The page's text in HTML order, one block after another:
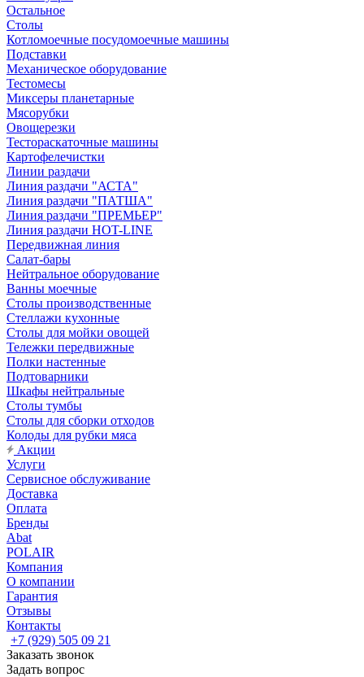
Остальное
Столы
Котломоечные посудомоечные машины
Подставки
Механическое оборудование
Тестомесы
Миксеры планетарные
Мясорубки
Овощерезки
Тестораскаточные машины
Картофелечистки
Линии раздачи
Линия раздачи "АСТА"
Линия раздачи "ПАТША"
Линия раздачи "ПРЕМЬЕР"
Линия раздачи HOT-LINE
Передвижная линия
Салат-бары
Нейтральное оборудование
Ванны моечные
Столы производственные
Стеллажи кухонные
Столы для мойки овощей
Тележки передвижные
Полки настенные
Подтоварники
Шкафы нейтральные
Столы тумбы
Столы для сборки отходов
Колоды для рубки мяса
Акции
Услуги
Сервисное обслуживание
Доставка
Оплата
Бренды
Abat
POLAIR
Компания
О компании
Гарантия
Отзывы
Контакты
+7 (929) 505 09 21
Заказать звонок
Задать вопрос